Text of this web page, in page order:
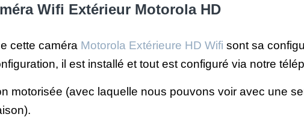
Wifi Extérieur Motorola HD
cette caméra Motorola Extérieure HD Wifi sont sa
il est installé et tout est configuré via notre
motorisée (avec laquelle nous pouvons voir avec une